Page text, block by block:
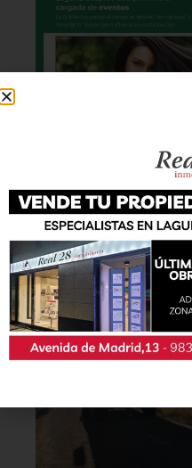
También podrás
de formagratuita
patrocinadores y en
Lo último